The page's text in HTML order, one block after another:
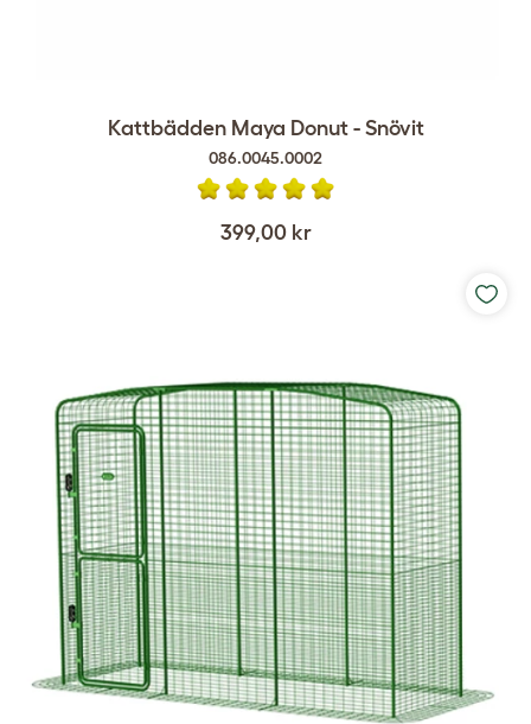
Kattbädden Maya Donut - Snövit
086.0045.0002
399,00 kr